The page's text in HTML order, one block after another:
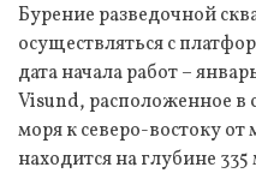
Бурение разведочной
осуществляться с
дата начала работ –
Visund, расположенное в
моря к северо-востоку
находится на глубине 335